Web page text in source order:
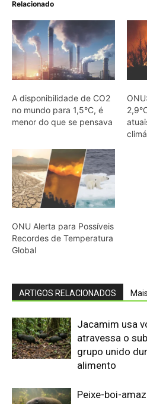
ONU Alerta para Possíveis
Recordes de Temperatura
Global
ARTIGOS RELACIONADOS
Jacamim usa
grupo unido
alimento
Peixe-boi-
dentes durante
Amazônia
assobia porque
lembra o de
Abelhões do
mais com
temperatura,